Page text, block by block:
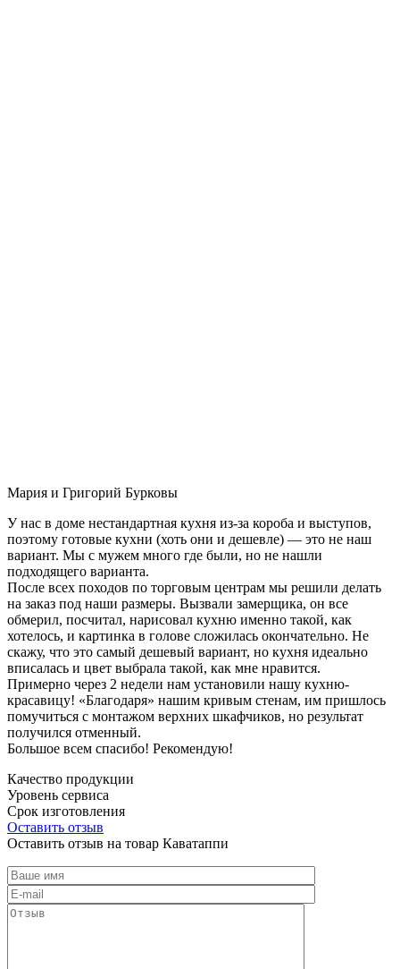
Мария и Григорий Бурковы
У нас в доме нестандартная кухня из-за короба и выступов,
поэтому готовые кухни (хоть они и дешевле) — это не наш
вариант. Мы с мужем много где были, но не нашли
подходящего варианта.
После всех походов по торговым центрам мы решили делать
на заказ под наши размеры. Вызвали замерщика, он все
обмерил, посчитал, нарисовал кухню именно такой, как
хотелось, и картинка в голове сложилась окончательно. Не
скажу, что это самый дешевый вариант, но кухня идеально
вписалась и цвет выбрала такой, как мне нравится.
Примерно через 2 недели нам установили нашу кухню-
красавицу! «Благодаря» нашим кривым стенам, им пришлось
помучиться с монтажом верхних шкафчиков, но результат
получился отменный.
Большое всем спасибо! Рекомендую!
Качество продукции
Уровень сервиса
Срок изготовления
Оставить отзыв
Оставить отзыв на товар Каватаппи